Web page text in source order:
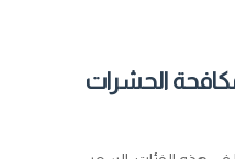
الحشرات